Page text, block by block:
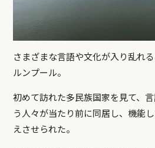
さまざまな言語や文化が入り乱れ
ルンプール。
初めて訪れた多民族国家を見て、
う人々が当たり前に同居し、機能
えさせられた。